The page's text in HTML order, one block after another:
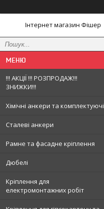
Інтернет магазин Фішер
!!! АКЦІЇ !!! РОЗПРОДАЖ!!!
ЗНИЖКИ!!!
Хімічні анкери та комплектуючі
Сталеві анкери
Рамне та фасадне кріплення
Дюбелі
Кріплення для
електромонтажних робіт